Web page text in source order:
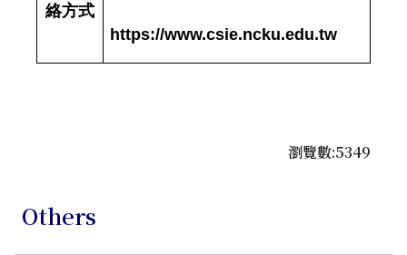
絡方式
https://www.csie.ncku.edu.tw
瀏覽數:5349
Others